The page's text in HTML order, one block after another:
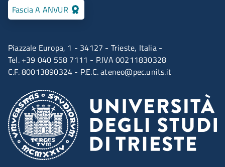
Piazzale Europa, 1 - 34127 - Trieste, Italia -
Tel. +39 040 558 7111 - P.IVA 00211830328
C.F. 80013890324 - P.E.C.ateneo@pec.units.it
Fascia A ANVUR